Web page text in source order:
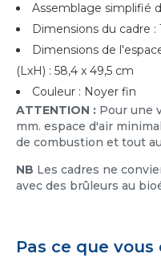
Assemblage simplifié
Dimensions du cadre :
Dimensions de
(LxH) : 58,4 x 49,5 cm
Couleur : Noyer fin
ATTENTION : Pour une
mm. espace d'air
de combustion et tout
NB Les cadres ne
avec des brûleurs au
Pas ce que vous